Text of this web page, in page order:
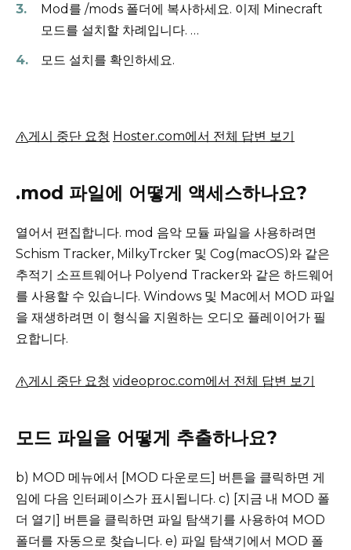
Mod를 /mods 폴더에 복사하세요. 이제 Minecraft
모드를 설치할 차례입니다. …
모드 설치를 확인하세요.
게시 중단 요청 Hoster.com에서 전체 답변 보기
.mod 파일에 어떻게 액세스하나요?
열어서 편집합니다. mod 음악 모듈 파일을 사용하려면
Schism Tracker, MilkyTrcker 및 Cog(macOS)와 같은
추적기 소프트웨어나 Polyend Tracker와 같은 하드웨어
를 사용할 수 있습니다. Windows 및 Mac에서 MOD 파일
을 재생하려면 이 형식을 지원하는 오디오 플레이어가 필
요합니다.
게시 중단 요청 videoproc.com에서 전체 답변 보기
모드 파일을 어떻게 추출하나요?
b) MOD 메뉴에서 [MOD 다운로드] 버튼을 클릭하면 게
임에 다음 인터페이스가 표시됩니다. c) [지금 내 MOD 폴
더 열기] 버튼을 클릭하면 파일 탐색기를 사용하여 MOD
폴더를 자동으로 찾습니다. e) 파일 탐색기에서 MOD 폴